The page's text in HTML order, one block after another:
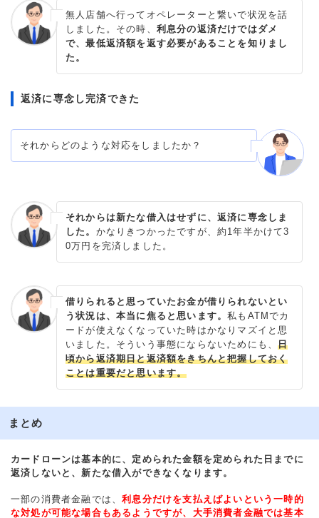
無人店舗へ行ってオペレーターと繋いで状況を話
しました。その時、 利息分の返済だけではダメ
で、最低返済額を返す必要があることを知りまし
た。
返済に専念し完済できた
それからどのような対応をしましたか？
それからは新たな借入はせずに、返済に専念しま
した。 かなりきつかったですが、約1年半かけて3
0万円を完済しました。
借りられると思っていたお金が借りられないとい
う状況は、本当に焦ると思います。私もATMでカ
ードが使えなくなっていた時はかなりマズイと思
いました。そういう事態にならないためにも、日
頃から返済期日と返済額をきちんと把握しておく
ことは重要だと思います。
まとめ
カードローンは基本的に、定められた金額を定められた日までに
返済しないと、新たな借入ができなくなります。
一部の消費者金融では、利息分だけを支払えばよいという一時的
な対処が可能な場合もあるようですが、大手消費者金融では基本